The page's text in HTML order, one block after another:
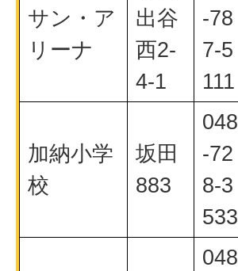
サン・ア
リーナ
出谷
西2-
4-1
-78
7-5
111
加納小学
校
坂田
883
048
-72
8-3
533
048